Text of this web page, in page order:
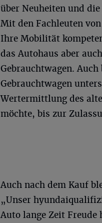
über Neuheiten und
Mit den Fachleuten
Ihre Mobilität
das Autohaus aber
Gebrauchtwagen. Auch
Gebrauchtwagen
Wertermittlung des
möchte, bis zur
Auch nach dem Kauf
„Unser
Auto lange Zeit